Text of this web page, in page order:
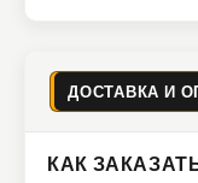
ДОСТАВКА И
КАК